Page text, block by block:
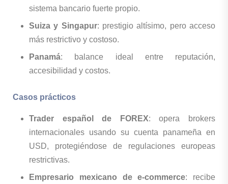
sistema bancario fuerte propio.
Suiza y Singapur: prestigio altísimo, pero acceso
más restrictivo y costoso.
Panamá: balance ideal entre reputación,
accesibilidad y costos.
Casos prácticos
Trader español de FOREX: opera brokers
internacionales usando su cuenta panameña en
USD, protegiéndose de regulaciones europeas
restrictivas.
Empresario mexicano de e-commerce: recibe